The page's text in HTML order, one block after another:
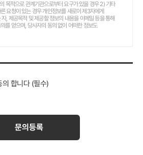
목적으로 관계기관으로부터 요구가 있을 경우 2) 기타
요청이 있는 경우 개인정보를 새로이 제3자에게
, 제공목적 및 제공할 정보의 내용을 이메일 등을 통해
를 얻으며, 당사자의 동의 없이 어떠한 정보도
며,선택항목을 입력하시지 않았다고 하여 제안,
기간 수집된 일부 개인정보는 빌덴디자인의 답변이
의 보다 정확한 서비스제공에 이용됩니다. 제안,
의 합니다 (필수)